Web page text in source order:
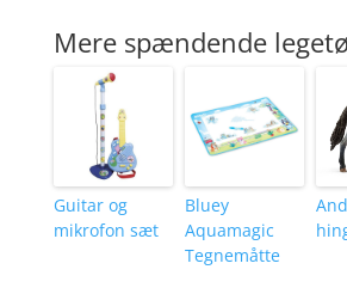
Mere spændende
Guitar og
mikrofon sæt
Bluey
Aquamagic
Tegnemåtte